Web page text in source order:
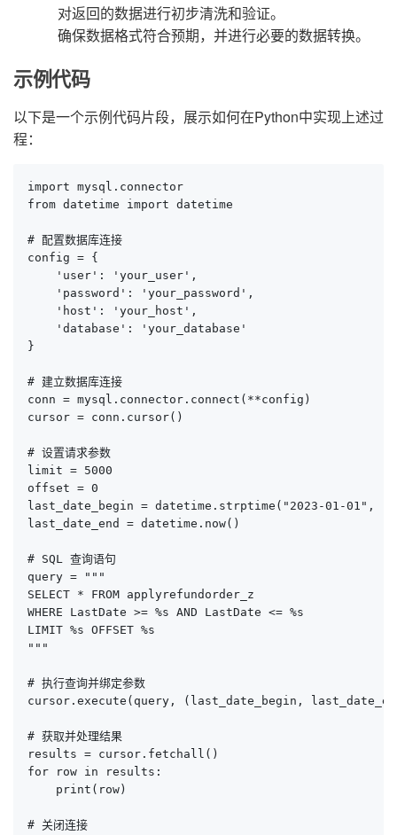
对返回的数据进行初步清洗和验证。
确保数据格式符合预期，并进行必要的数据转换。
示例代码
以下是一个示例代码片段，展示如何在Python中实现上述过
程：
import mysql.connector
from datetime import datetime
# 配置数据库连接
config = {
    'user': 'your_user',
    'password': 'your_password',
    'host': 'your_host',
    'database': 'your_database'
}
# 建立数据库连接
conn = mysql.connector.connect(**config)
cursor = conn.cursor()
# 设置请求参数
limit = 5000
offset = 0
last_date_begin = datetime.strptime("2023-01-01",
last_date_end = datetime.now()
# SQL 查询语句
query = """
SELECT * FROM applyrefundorder_z
WHERE LastDate >= %s AND LastDate <= %s
LIMIT %s OFFSET %s
"""
# 执行查询并绑定参数
cursor.execute(query, (last_date_begin,
# 获取并处理结果
results = cursor.fetchall()
for row in results:
    print(row)
# 关闭连接